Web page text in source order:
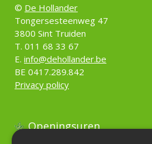
© De Hollander
Tongersesteenweg 47
3800 Sint Truiden
T. 011 68 33 67
E. info@dehollander.be
BE 0417.289.842
Privacy policy
Openingsuren